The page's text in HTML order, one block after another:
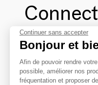
Afin de profiter au
avec vos marques
Continuer sans accepter
Bonjour et
Afin de pouvoir rendre
possible, améliorer nos
fréquentation et proposer